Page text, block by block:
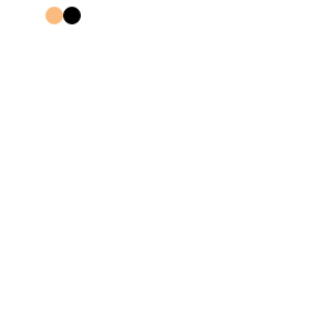
Produkten finns i färgerna:
orange
svart